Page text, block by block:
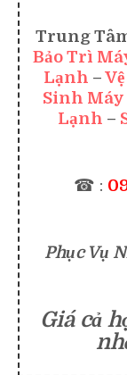
Trung
Bảo Trì
Lạnh –Vệ
Sinh Máy
Lạnh –
☎ :
Phục Vụ
Giá cả